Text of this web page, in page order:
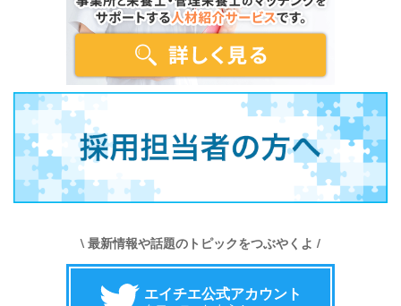
\ 最新情報や話題のトピックをつぶやくよ /
エイチエ公式アカウント